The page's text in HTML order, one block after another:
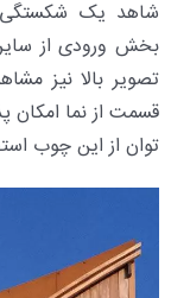
شاهد یک شکستگی
بخش ورودی از
تصویر بالا نیز
قسمت از نما امکان
توان از این چوب